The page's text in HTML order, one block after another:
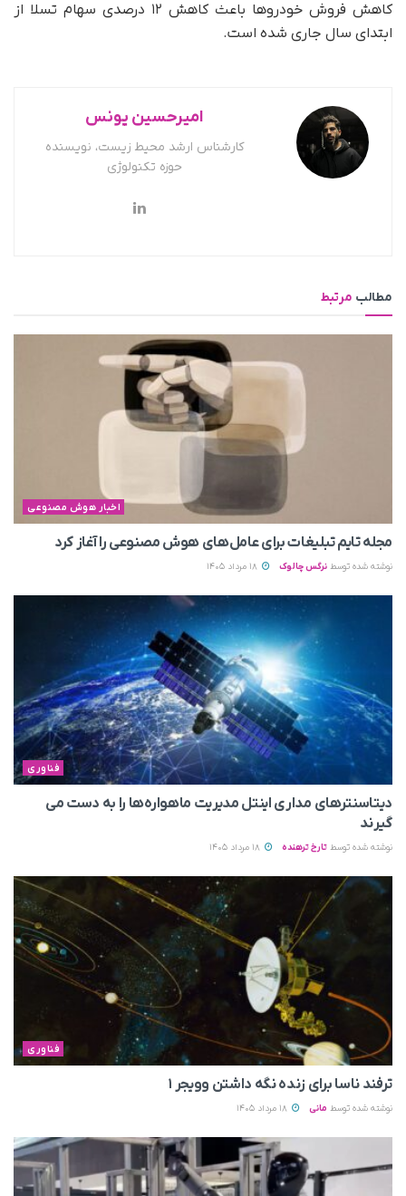
کاهش فروش خودروها باعث کاهش ۱۲ درصدی سهام تسلا از
ابتدای سال جاری شده است.
امیرحسین یونس
کارشناس ارشد محیط زیست، نویسنده
حوزه تکنولوژی
مطالب مرتبط
اخبار هوش مصنوعی
مجله تایم تبلیغات برای عامل‌های هوش مصنوعی را آغاز کرد
نوشته شده توسط نرگس چالوک
فناوری
دیتاسنترهای مداری اینتل مدیریت ماهواره‌ها را به دست می‌
گیرند
نوشته شده توسط تارخ ترهنده
فناوری
ترفند ناسا برای زنده نگه داشتن وویجر ۱
نوشته شده توسط مانی